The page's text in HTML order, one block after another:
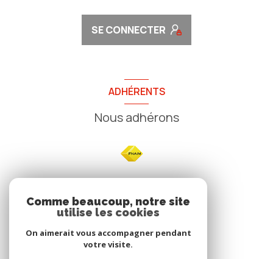
SE CONNECTER
ADHÉRENTS
Nous adhérons
NOS
Comme beaucoup, notre site
utilise les cookies
On aimerait vous accompagner pendant
votre visite.